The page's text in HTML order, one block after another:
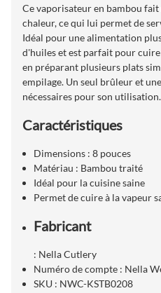
Ce vaporisateur en bambou
chaleur, ce qui lui permet de
Idéal pour une alimentation
d'huiles et est parfait pour
en préparant plusieurs plats
empilage. Un seul brûleur et
nécessaires pour son utilisation.
Caractéristiques
Dimensions : 8 pouces
Matériau : Bambou traité
Idéal pour la cuisine saine
Permet de cuire à la vapeur
Fabricant
: Nella Cutlery
Numéro de compte : Nella
SKU : NWC-KSTB0208